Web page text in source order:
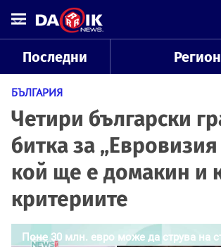
Последни
БЪЛГАРИЯ
Четири български
битка за „Евровизия
кой ще е домакин и
критериите